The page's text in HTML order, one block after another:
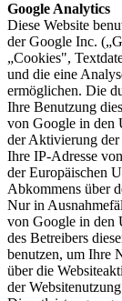
Google Analytics
Diese Website
der Google Inc.
„Cookies",
und die eine
ermöglichen. Die
Ihre Benutzung
von Google in den
der Aktivierung
Ihre IP-Adresse
der Europäischen
Abkommens über
Nur in
von Google in den
des Betreibers
benutzen, um Ihre
über die
der